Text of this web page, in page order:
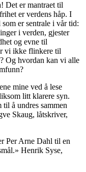
Det er mantraet til
er verdens håp. I
er sentrale i vår tid:
i verden, gjester
og evne til
vi ikke flinkere til
Og hvordan kan vi alle
mine ved å lese
litt klarere syn.
å undres sammen
Skaug, låtskriver,
Per Arne Dahl til en
Henrik Syse,